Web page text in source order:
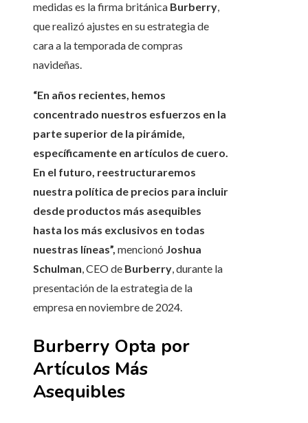
medidas es la firma británica Burberry,
que realizó ajustes en su estrategia de
cara a la temporada de compras
navideñas.
“En años recientes, hemos
concentrado nuestros esfuerzos en la
parte superior de la pirámide,
específicamente en artículos de cuero.
En el futuro, reestructuraremos
nuestra política de precios para incluir
desde productos más asequibles
hasta los más exclusivos en todas
nuestras líneas”, mencionó Joshua
Schulman, CEO de Burberry, durante la
presentación de la estrategia de la
empresa en noviembre de 2024.
Burberry Opta por
Artículos Más
Asequibles